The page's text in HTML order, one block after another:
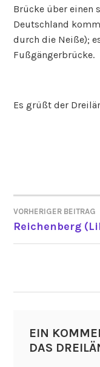
Brücke über einen
Deutschland
durch die Neiße);
Fußgängerbrücke.
Es grüßt der
VORHERIGER BEITRAG
Reichenberg
EIN
DAS